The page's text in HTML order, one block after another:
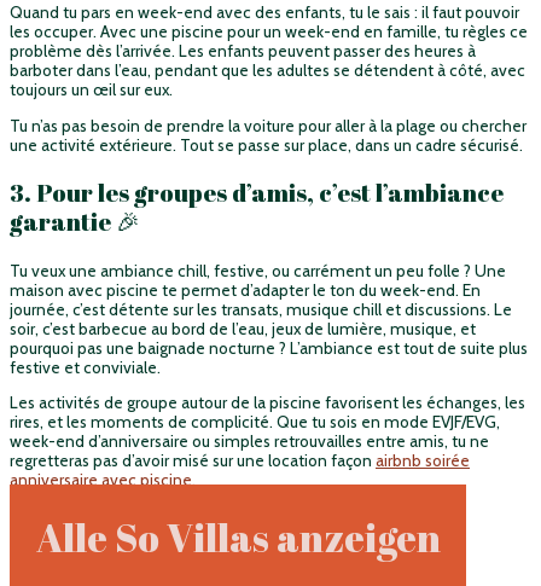
Quand tu pars en week-end avec des enfants, tu le sais : il faut pouvoir
les occuper. Avec une piscine pour un week-end en famille, tu règles ce
problème dès l’arrivée. Les enfants peuvent passer des heures à
barboter dans l’eau, pendant que les adultes se détendent à côté, avec
toujours un œil sur eux.
Tu n’as pas besoin de prendre la voiture pour aller à la plage ou chercher
une activité extérieure. Tout se passe sur place, dans un cadre sécurisé.
3. Pour les groupes d’amis, c’est l’ambiance
garantie 🎉
Tu veux une ambiance chill, festive, ou carrément un peu folle ? Une
maison avec piscine te permet d’adapter le ton du week-end. En
journée, c’est détente sur les transats, musique chill et discussions. Le
soir, c’est barbecue au bord de l’eau, jeux de lumière, musique, et
pourquoi pas une baignade nocturne ? L’ambiance est tout de suite plus
festive et conviviale.
Les activités de groupe autour de la piscine favorisent les échanges, les
rires, et les moments de complicité. Que tu sois en mode EVJF/EVG,
week-end d’anniversaire ou simples retrouvailles entre amis, tu ne
regretteras pas d’avoir misé sur une location façon airbnb soirée
anniversaire avec piscine.
Alle So Villas anzeigen